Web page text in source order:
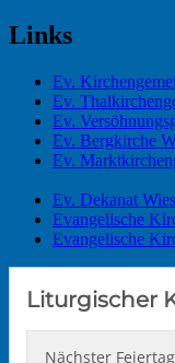
Links
Ev.
Ev.
Ev.
Ev. Bergkirche
Ev.
Ev. Dekanat
Evangelische
Evangelische